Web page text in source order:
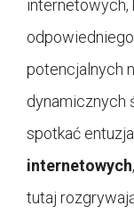
internetowych,
potencjalnych
dynamicznych
spotkać
internetowych
tutaj